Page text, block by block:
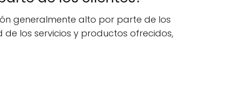
generalmente alto por parte de los
los servicios y productos ofrecidos,